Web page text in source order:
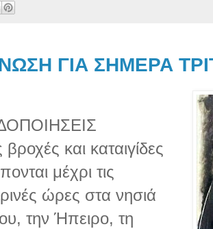
ΓΙΑ ΣΗΜΕΡΑ
βροχές και καταιγίδες
μέχρι τις
ώρες στα νησιά
την Ήπειρο, τη